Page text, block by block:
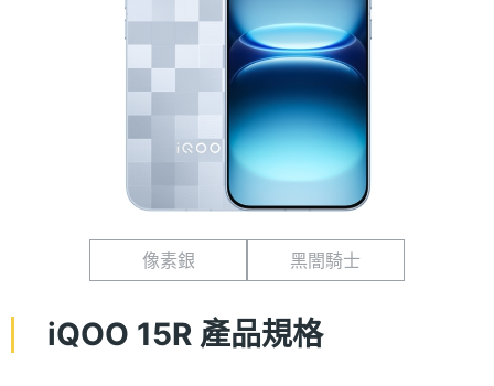
像素銀 黑闇騎士
iQOO 15R 產品規格